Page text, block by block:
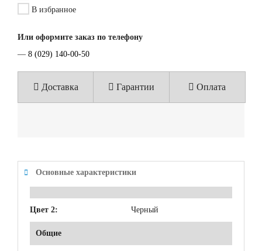
В избранное
Или оформите заказ по телефону
— 8 (029) 140-00-50
Доставка Гарантии Оплата
Основные характеристики
Цвет 2: Черный
Общие